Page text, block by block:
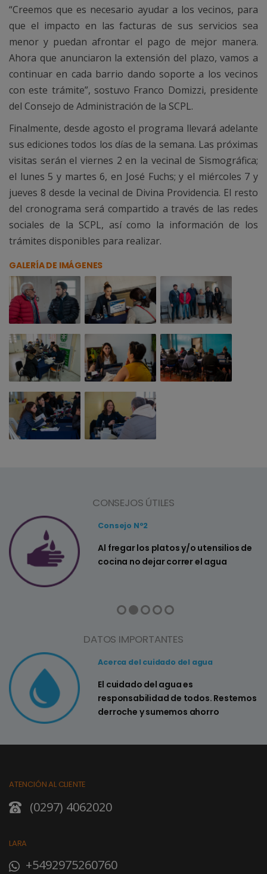
“Creemos que es necesario ayudar a los vecinos, para
que el impacto en las facturas de sus servicios sea
menor y puedan afrontar el pago de mejor manera.
Ahora que anunciaron la extensión del plazo, vamos a
continuar en cada barrio dando soporte a los vecinos
con este trámite”, sostuvo Franco Domizzi, presidente
del Consejo de Administración de la SCPL.
Finalmente, desde agosto el programa llevará adelante
sus ediciones todos los días de la semana. Las próximas
visitas serán el viernes 2 en la vecinal de Sismográfica;
el lunes 5 y martes 6, en José Fuchs; y el miércoles 7 y
jueves 8 desde la vecinal de Divina Providencia. El resto
del cronograma será compartido a través de las redes
sociales de la SCPL, así como la información de los
trámites disponibles para realizar.
GALERÍA DE IMÁGENES
CONSEJOS ÚTILES
Consejo Nº2
Al fregar los platos y/o utensilios de
cocina no dejar correr el agua
DATOS IMPORTANTES
Acerca del cuidado del agua
El cuidado del agua es
responsabilidad de todos. Restemos
derroche y sumemos ahorro
ATENCIÓN AL CLIENTE
(0297) 4062020
LARA
+5492975260760